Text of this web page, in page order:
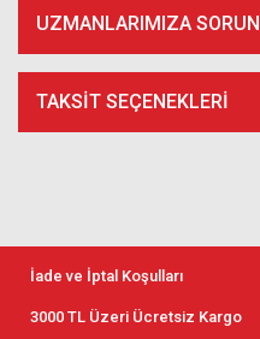
UZMANLARIMIZA SORUN
TAKSIT SEÇENEKLERI
İade ve İptal Koşulları
3000 TL Üzeri Ücretsiz Kargo